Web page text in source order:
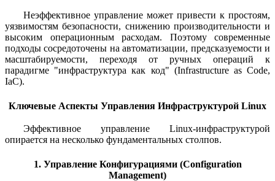
Неэффективное управление может привести к простоям,
уязвимостям безопасности, снижению производительности и
высоким операционным расходам. Поэтому современные
подходы сосредоточены на автоматизации, предсказуемости и
масштабируемости, переходя от ручных операций к
парадигме "инфраструктура как код" (Infrastructure as Code,
IaC).
Ключевые Аспекты Управления Инфраструктурой Linux
Эффективное управление Linux-инфраструктурой
опирается на несколько фундаментальных столпов.
1. Управление Конфигурациями (Configuration
Management)